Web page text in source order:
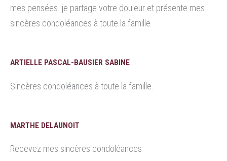
mes pensées. je partage votre douleur et présente mes
sincères condoléances à toute la famille
ARTIELLE PASCAL-BAUSIER SABINE
Sincères condoléances à toute la famille.
MARTHE DELAUNOIT
Recevez mes sincères condoléances